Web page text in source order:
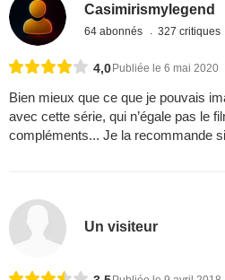
Casimirismylegend
64 abonnés 327 critiques
4,0 Publiée le 6 mai 2020
Bien mieux que ce que je pouvais
avec cette série, qui n’égale pas le
compléments... Je la recommande
Un visiteur